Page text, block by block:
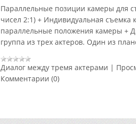
Параллельные позиции камеры для
чисел 2:1) + Индивидуальная съемка
параллельные положения камеры +
группа из трех актеров. Один из
Диалог между тремя актерами |
Комментарии (0)